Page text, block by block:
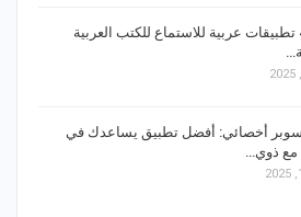
أفضل 4 تطبيقات عربية للاستماع للكتب العربية
أخصائي: أفضل تطبيق يساعدك في
مع ذوي…